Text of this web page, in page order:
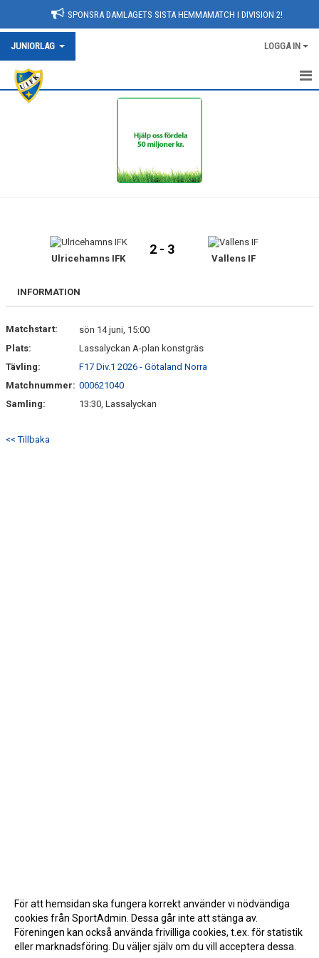
SPONSRA DAMLAGETS SISTA HEMMAMATCH I DIVISION 2!
JUNIORLAG LOGGA IN
HEM
DOKUMENT
KONTAKT
TABELL & RESULTAT
Ulricehamns IFK
2 - 3
Vallens IF
INFORMATION
Matchstart:
sön 14 juni, 15:00
Plats:
Lassalyckan A-plan konstgräs
Tävling:
F17 Div.1 2026 - Götaland Norra
Matchnummer: 000621040
Samling:
13:30, Lassalyckan
<< Tillbaka
För att hemsidan ska fungera korrekt använder vi nödvändiga
cookies från SportAdmin. Dessa går inte att stänga av.
Föreningen kan också använda frivilliga cookies, t.ex. för statistik
eller marknadsföring. Du väljer själv om du vill acceptera dessa.